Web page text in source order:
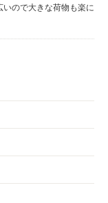
ので大きな荷物も楽に